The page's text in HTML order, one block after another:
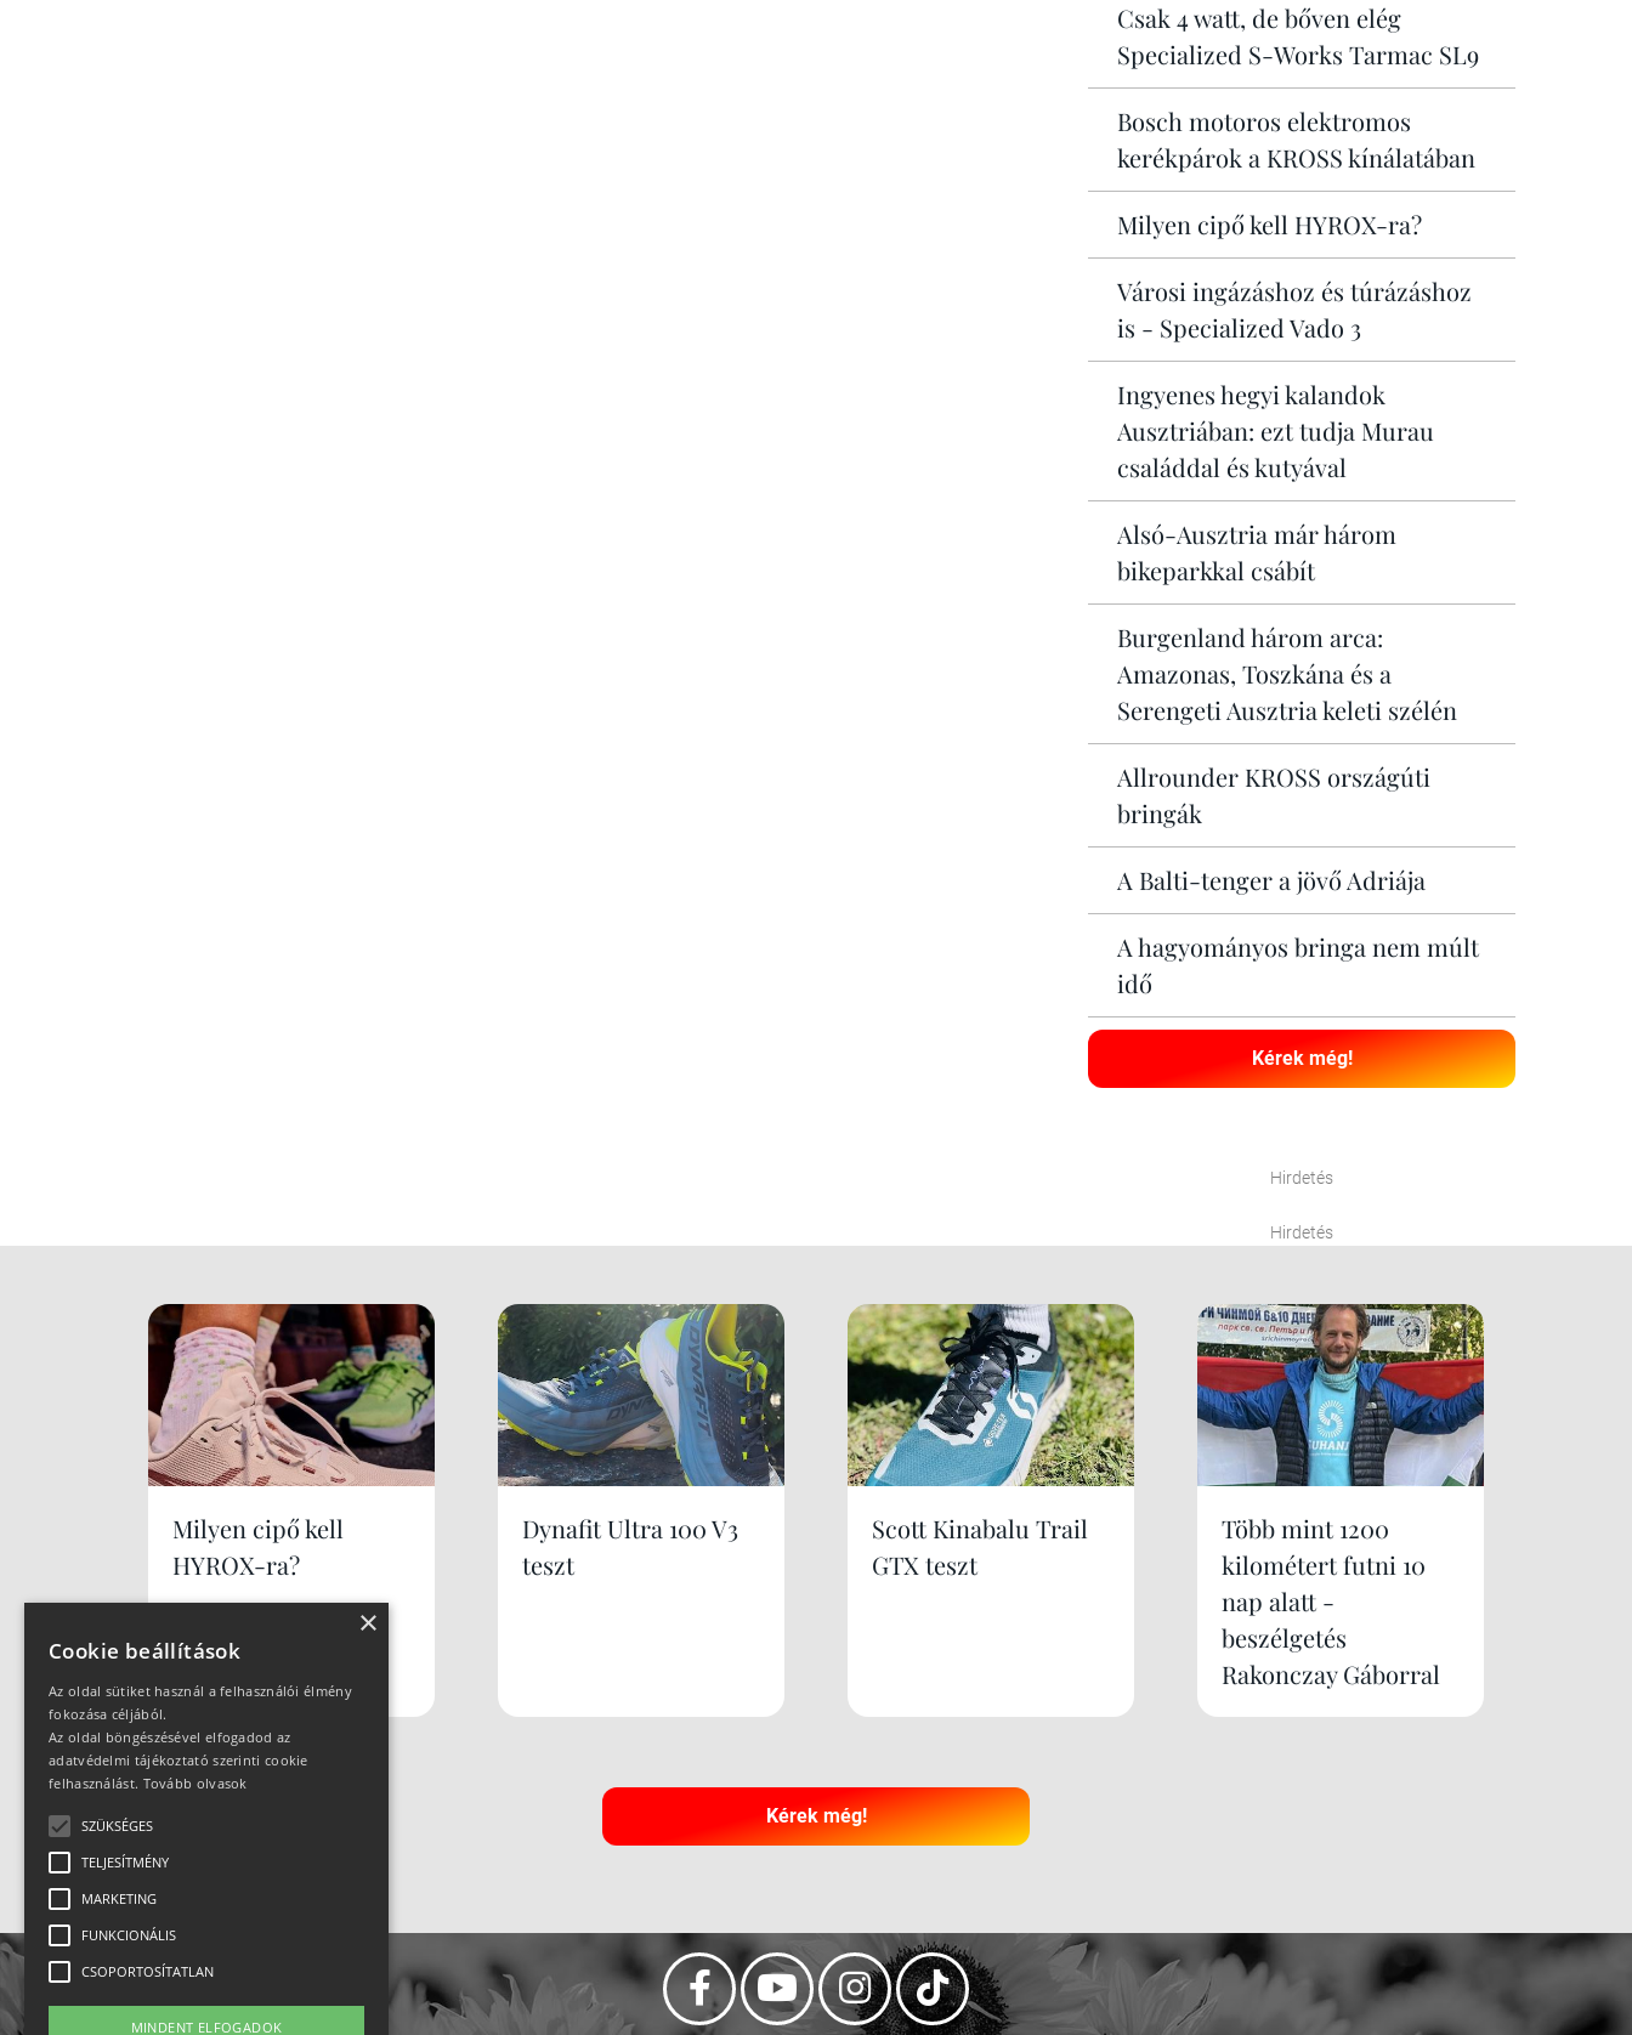
Csak 4 watt, de bőven elég
Specialized S-Works Tarmac SL9
Bosch motoros elektromos
kerékpárok a KROSS kínálatában
Milyen cipő kell HYROX-ra?
Városi ingázáshoz és túrázáshoz
is - Specialized Vado 3
Ingyenes hegyi kalandok
Ausztriában: ezt tudja Murau
családdal és kutyával
Alsó-Ausztria már három
bikeparkkal csábít
Burgenland három arca:
Amazonas, Toszkána és a
Serengeti Ausztria keleti szélén
Allrounder KROSS országúti
bringák
A Balti-tenger a jövő Adriája
A hagyományos bringa nem múlt
idő
Kérek még!
Hirdetés
Hirdetés
Milyen cipő kell
HYROX-ra?
Dynafit Ultra 100 V3
teszt
Scott Kinabalu Trail
GTX teszt
Több mint 1200
kilométert futni 10
nap alatt -
beszélgetés
Rakonczay Gáborral
Kérek még!
×
Cookie beállítások
Az oldal sütiket használ a felhasználói élmény
fokozása céljából.
Az oldal böngészésével elfogadod az
adatvédelmi tájékoztató szerinti cookie
felhasználást. Tovább olvasok
SZÜKSÉGES
TELJESÍTMÉNY
MARKETING
FUNKCIONÁLIS
CSOPORTOSÍTATLAN
MINDENT ELFOGADOK